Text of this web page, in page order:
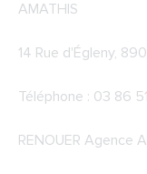
AMATHIS
14 Rue d'Égleny,
Téléphone : 03 86
RENOUER Agence